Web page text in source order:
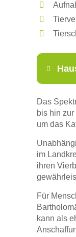
Das
bis hin
um das
im
ihren
Für
kann als